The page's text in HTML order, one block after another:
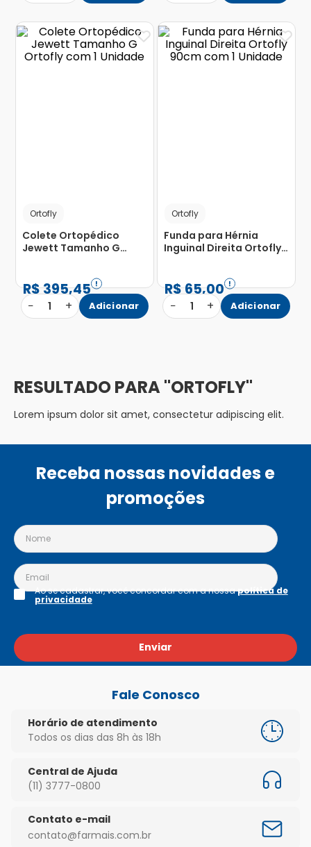
Ortofly
Colete Ortopédico
Jewett Tamanho G
R$395,45
− 1 + Adicionar
Ortofly
Funda para Hérnia
Inguinal Direita Ortofly
R$65,00
− 1 + Adicionar
ORTOFLY
Lorem ipsum dolor sit amet, consectetur adipiscing elit.
Receba nossas novidades e
promoções
Enviar
Ao se cadastrar, você concordar com a nossapolítica de
privacidade
Fale Conosco
Horário de atendimento
Todos os dias das 8h às 18h
Central de Ajuda
(11) 3777-0800
Contato e-mail
contato@farmais.com.br